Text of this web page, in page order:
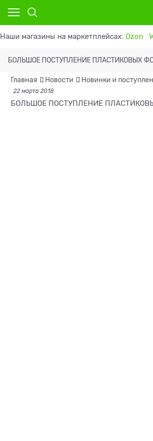
Наши магазины на маркетплейсах: Ozon
БОЛЬШОЕ ПОСТУПЛЕНИЕ ПЛАСТИКОВЫХ
Главная Новости Новинки и
22 марта 2018
БОЛЬШОЕ ПОСТУПЛЕНИЕ